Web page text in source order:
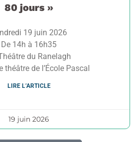
80 jours »
19 juin 2026
De 14h à 16h35
du Ranelagh
théâtre de l’École Pascal
LIRE L’ARTICLE
19 juin 2026